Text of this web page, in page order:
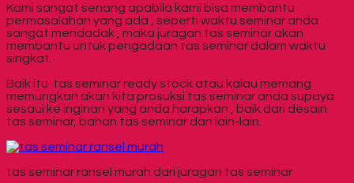
Kami sangat senang apabila kami bisa membantu
permasalahan yang ada , seperti waktu seminar anda
sangat mendadak , maka juragan tas seminar akan
membantu untuk pengadaan tas seminar dalam waktu
singkat.
Baik itu tas seminar ready stock atau kalau memang
memungkan akan kita prosuksi tas seminar anda supaya
sesaui ke inginan yang anda harapkan , baik dari desain
tas seminar, bahan tas seminar dan lain-lain.
tas seminar ransel murah dari juragan tas seminar